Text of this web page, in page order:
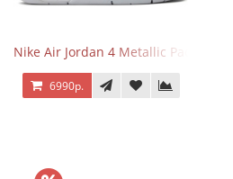
Nike Air Jordan 4 Metallic Pack Purple
6990р.